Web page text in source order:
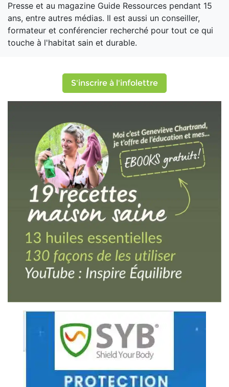
Presse et au magazine Guide Ressources pendant 15
ans, entre autres médias. Il est aussi un conseiller,
formateur et conférencier recherché pour tout ce qui
touche à l'habitat sain et durable.
S'inscrire à l'infolettre